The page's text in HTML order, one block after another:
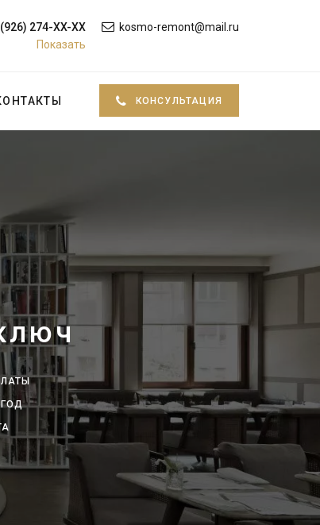
274-XX-XX
Показать
kosmo-remont@mail.ru
КОНСУЛЬТАЦИЯ
ГОД